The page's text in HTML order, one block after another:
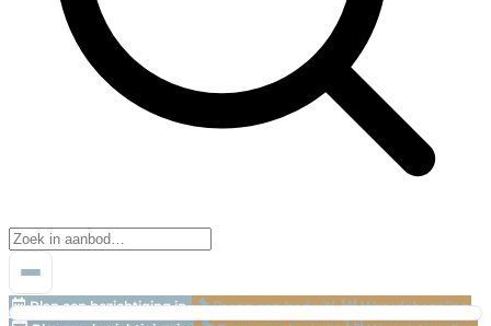
Plan een bezichtiging in Breng een bod uit!
Waardebepaling